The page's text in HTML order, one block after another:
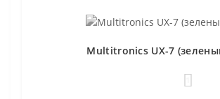
Multitronics UX-7